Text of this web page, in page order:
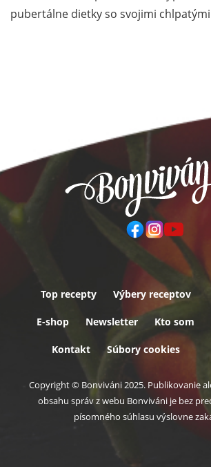
pubertálne dietky so svojimi chlpatými
Päta
Top recepty Výbery receptov
E-shop Newsletter Kto som
Kontakt Súbory cookies
Copyright © Bonviváni 2025. Publikovanie
obsahu správ z webu Bonviváni je bez
písomného súhlasu výslovne